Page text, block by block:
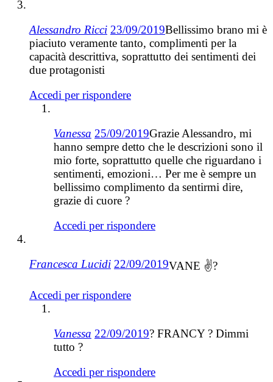
Alessandro Ricci 23/09/2019Bellissimo brano mi è
piaciuto veramente tanto, complimenti per la
capacità descrittiva, soprattutto dei sentimenti dei
due protagonisti
Accedi per rispondere
Vanessa 25/09/2019Grazie Alessandro, mi
hanno sempre detto che le descrizioni sono il
mio forte, soprattutto quelle che riguardano i
sentimenti, emozioni… Per me è sempre un
bellissimo complimento da sentirmi dire,
grazie di cuore ?
Accedi per rispondere
Francesca Lucidi 22/09/2019VANE ✌?
Accedi per rispondere
Vanessa 22/09/2019? FRANCY ? Dimmi
tutto ?
Accedi per rispondere